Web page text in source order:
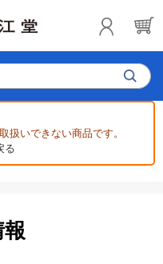
扱いできない商品です。
る